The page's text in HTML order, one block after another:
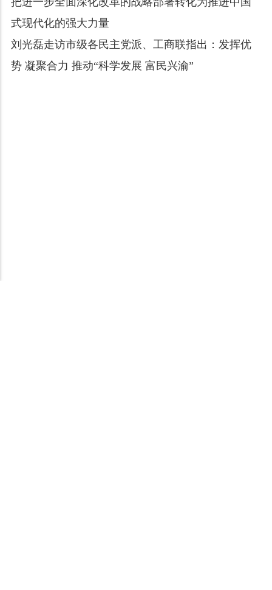
式现代化的强大力量
刘光磊走访市级各民主党派、工商联指出：发挥优
势 凝聚合力 推动“科学发展 富民兴渝”